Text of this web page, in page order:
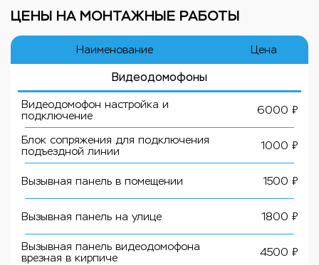
ЦЕНЫ НА МОНТАЖНЫЕ РАБОТЫ
Наименование Цена
Видеодомофоны
Видеодомофон настройка и
подключение
6000 ₽
Блок сопряжения для подключения
подъездной линии
1000 ₽
Вызывная панель в помещении 1500 ₽
Вызывная панель на улице 1800 ₽
Вызывная панель видеодомофона
врезная в кирпиче
4500 ₽